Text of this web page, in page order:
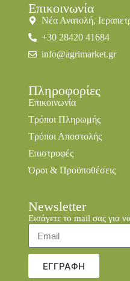
Επικοινωνία
Νέα Ανατολή,
+30 28420 41684
info@agrimarket.gr
Πληροφορίες
Επικοινωνία
Τρόποι Πληρωμής
Τρόποι Αποστολής
Επιστροφές
Όροι & Προϋποθέσεις
Newsletter
Εισάγετε το mail σας για
ΕΓΓΡΑΦΗ